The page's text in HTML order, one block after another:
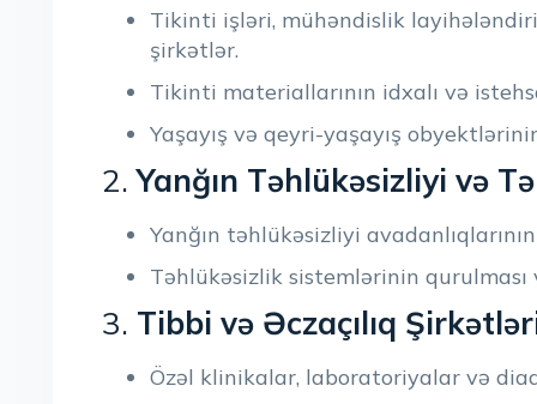
Tikinti işləri, mühəndislik
şirkətlər.
Tikinti materiallarının idxalı və
Yaşayış və qeyri-yaşayış
2.Yanğın Təhlükəsizliyi və
Yanğın təhlükəsizliyi
Təhlükəsizlik sistemlərinin
3. Tibbi və Əczaçılıq
Özəl klinikalar, laboratoriyalar və